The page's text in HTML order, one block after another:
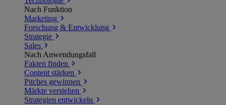
Nach Funktion
Marketing
Forschung & Entwicklung
Strategie
Sales
Nach Anwendungsfall
Fakten finden
Content stärken
Pitches gewinnen
Märkte verstehen
Strategien entwickeln